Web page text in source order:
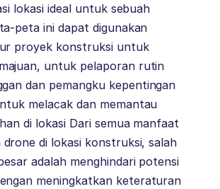
lokasi ideal untuk sebuah
peta ini dapat digunakan
proyek konstruksi untuk
untuk pelaporan rutin
dan pemangku kepentingan
melacak dan memantau
di lokasi Dari semua manfaat
drone di lokasi konstruksi, salah
adalah menghindari potensi
meningkatkan keteraturan